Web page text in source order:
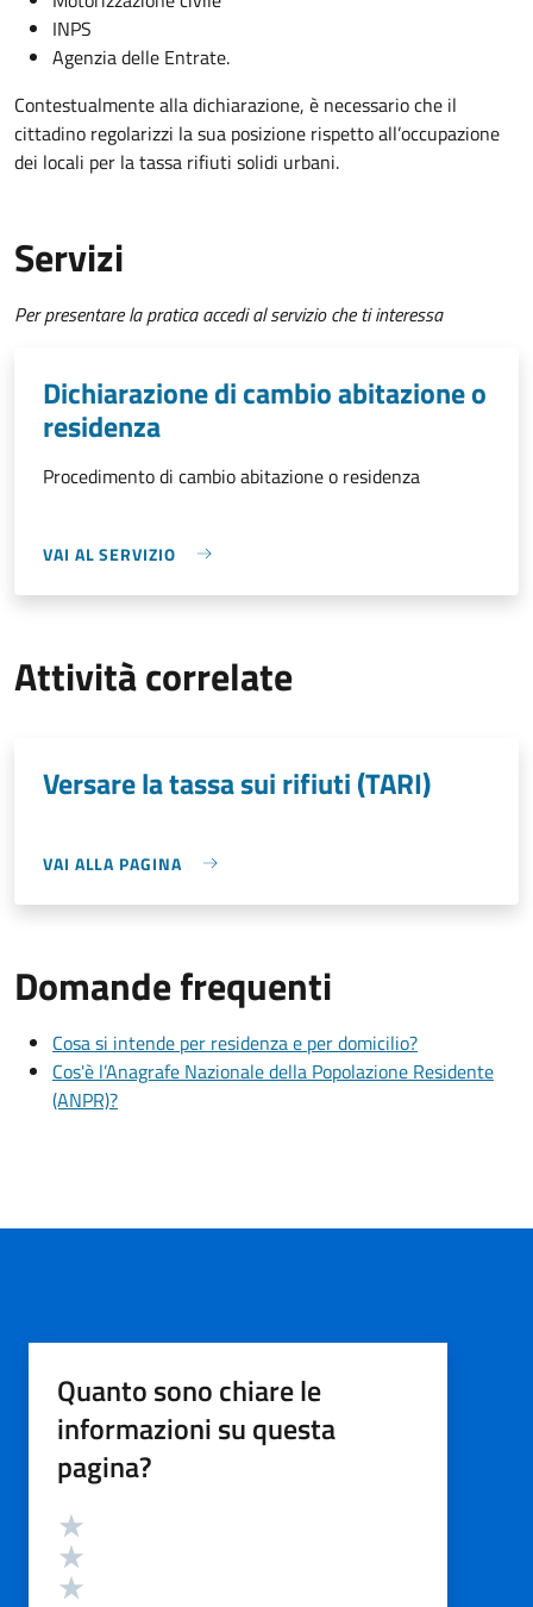
INPS
Agenzia delle Entrate.
Contestualmente alla dichiarazione, è necessario che il
cittadino regolarizzi la sua posizione rispetto all’occupazione
dei locali per la tassa rifiuti solidi urbani.
Servizi
Per presentare la pratica accedi al servizio che ti interessa
Dichiarazione di cambio abitazione o
residenza
Procedimento di cambio abitazione o residenza
VAI AL SERVIZIO
Attività correlate
Versare la tassa sui rifiuti (TARI)
VAI ALLA PAGINA
Domande frequenti
Cosa si intende per residenza e per domicilio?
Cos'è l’Anagrafe Nazionale della Popolazione Residente
(ANPR)?
Quanto sono chiare le
informazioni su questa
pagina?
Valutazione